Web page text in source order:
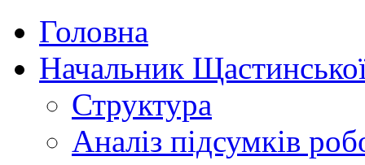
Головна
Начальник
Структура
Аналіз підсумків